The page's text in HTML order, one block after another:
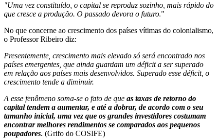
"Uma vez constituído, o capital se reproduz sozinho, mais rápido do
que cresce a produção. O passado devora o futuro."
No que concerne ao crescimento dos países vítimas do colonialismo,
o Professor Ribeiro diz:
Presentemente, crescimento mais elevado só será encontrado nos
países emergentes, que ainda guardam um déficit a ser superado
em relação aos países mais desenvolvidos. Superado esse déficit, o
crescimento tende a diminuir.
A esse fenômeno soma-se o fato de que as taxas de retorno do
capital tendem a aumentar, e até a dobrar, de acordo com o seu
tamanho inicial, uma vez que os grandes investidores costumam
encontrar melhores rendimentos se comparados aos pequenos
poupadores. (Grifo do COSIFE)